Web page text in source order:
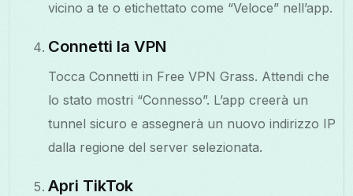
vicino a te o etichettato come “Veloce” nell’app.
Connetti la VPN
Tocca Connetti in Free VPN Grass. Attendi che
lo stato mostri “Connesso”. L’app creerà un
tunnel sicuro e assegnerà un nuovo indirizzo IP
dalla regione del server selezionata.
Apri TikTok